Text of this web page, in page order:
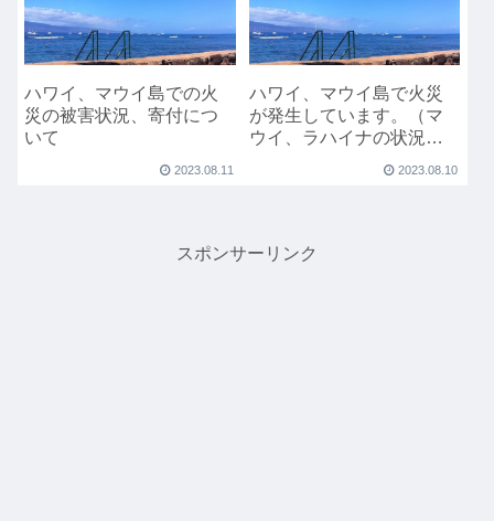
ハワイ、マウイ島での火
災の被害状況、寄付につ
いて
2023.08.11
ハワイ、マウイ島で火災
が発生しています。（マ
ウイ、ラハイナの状況動
2023.08.10
スポンサーリンク